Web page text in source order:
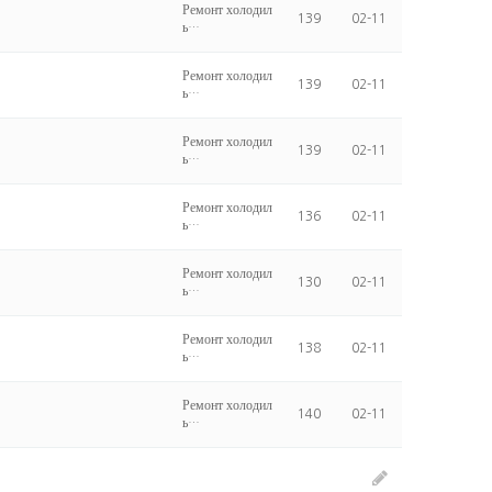
Ремонт холодил
ь…
139 02-11
Ремонт холодил
ь…
139 02-11
Ремонт холодил
ь…
139 02-11
Ремонт холодил
ь…
136 02-11
Ремонт холодил
ь…
130 02-11
Ремонт холодил
ь…
138 02-11
Ремонт холодил
ь…
140 02-11